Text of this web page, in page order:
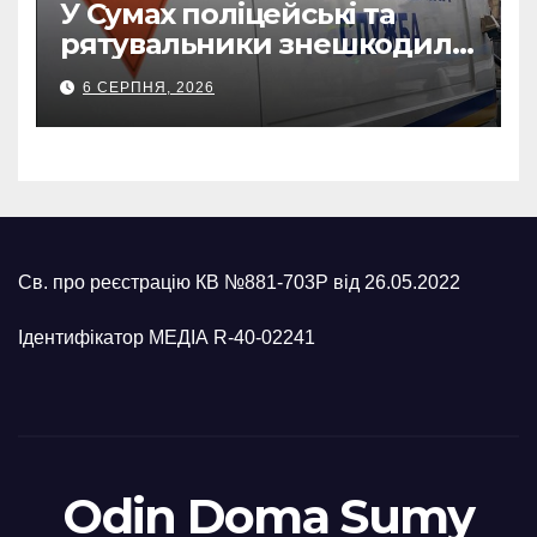
У Сумах поліцейські та
рятувальники знешкодили
500-кілограмову авіабомбу
росіян
6 СЕРПНЯ, 2026
Св. про реєстрацію КВ №881-703Р від 26.05.2022
Ідентифікатор МЕДІА R-40-02241
Odin Doma Sumy